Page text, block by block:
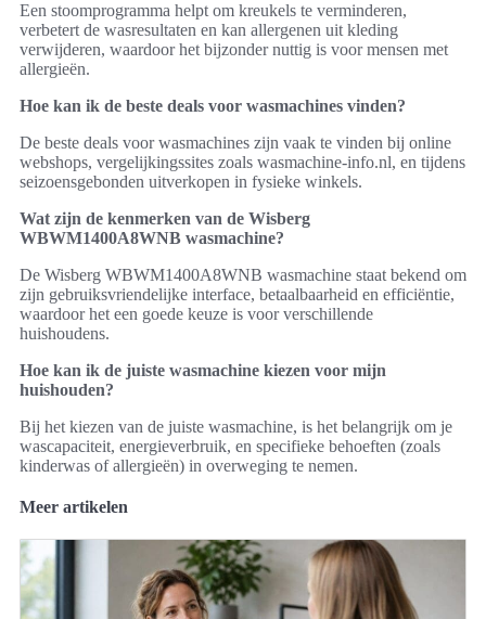
Een stoomprogramma helpt om kreukels te verminderen,
verbetert de wasresultaten en kan allergenen uit kleding
verwijderen, waardoor het bijzonder nuttig is voor mensen met
allergieën.
Hoe kan ik de beste deals voor wasmachines vinden?
De beste deals voor wasmachines zijn vaak te vinden bij online
webshops, vergelijkingssites zoals wasmachine-info.nl, en tijdens
seizoensgebonden uitverkopen in fysieke winkels.
Wat zijn de kenmerken van de Wisberg
WBWM1400A8WNB wasmachine?
De Wisberg WBWM1400A8WNB wasmachine staat bekend om
zijn gebruiksvriendelijke interface, betaalbaarheid en efficiëntie,
waardoor het een goede keuze is voor verschillende
huishoudens.
Hoe kan ik de juiste wasmachine kiezen voor mijn
huishouden?
Bij het kiezen van de juiste wasmachine, is het belangrijk om je
wascapaciteit, energieverbruik, en specifieke behoeften (zoals
kinderwas of allergieën) in overweging te nemen.
Meer artikelen